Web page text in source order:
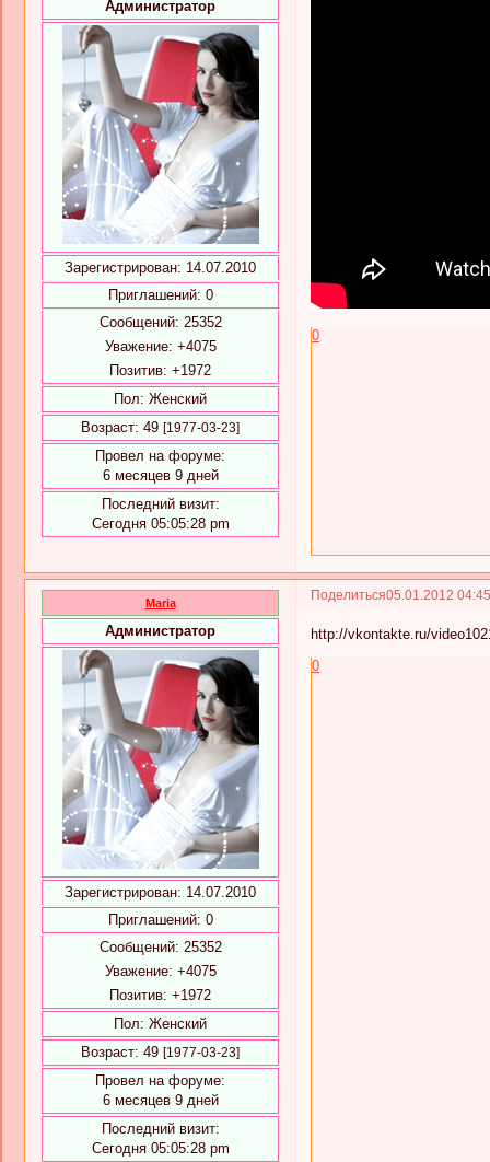
Администратор
Зарегистрирован: 14.07.2010
Приглашений: 0
Сообщений: 25352
Уважение: +4075
Позитив: +1972
Пол: Женский
Возраст: 49 [1977-03-23]
Провел на форуме:
6 месяцев 9 дней
Последний визит:
Сегодня 05:05:28 pm
0
Поделиться05.01.2012
Maria
Администратор
Зарегистрирован: 14.07.2010
Приглашений: 0
Сообщений: 25352
Уважение: +4075
Позитив: +1972
Пол: Женский
Возраст: 49 [1977-03-23]
Провел на форуме:
6 месяцев 9 дней
Последний визит:
Сегодня 05:05:28 pm
http://vkontakte.ru/
0